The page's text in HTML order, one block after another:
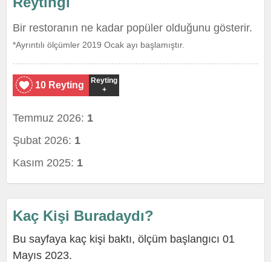
Bir restoranın ne kadar popüler olduğunu gösterir.
*Ayrıntılı ölçümler 2019 Ocak ayı başlamıştır.
10 Reyting
Reyting
+
Temmuz 2026: 1
Şubat 2026: 1
Kasım 2025: 1
Kaç Kişi Buradaydı?
Bu sayfaya kaç kişi baktı, ölçüm başlangıcı 01
Mayıs 2023.